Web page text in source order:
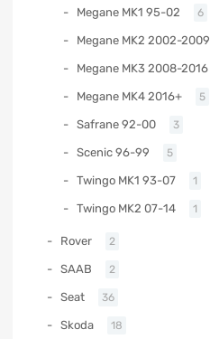
Megane MK1 95-02 6
Megane MK2 2002-2009
Megane MK3 2008-2016
Megane MK4 2016+ 5
Safrane 92-00 3
Scenic 96-99 5
Twingo MK1 93-07 1
Twingo MK2 07-14 1
Rover 2
SAAB 2
Seat 36
Skoda 18